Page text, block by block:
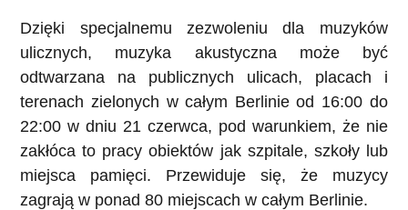
Dzięki specjalnemu zezwoleniu dla muzyków
ulicznych, muzyka akustyczna może być
odtwarzana na publicznych ulicach, placach i
terenach zielonych w całym Berlinie od 16:00 do
22:00 w dniu 21 czerwca, pod warunkiem, że nie
zakłóca to pracy obiektów jak szpitale, szkoły lub
miejsca pamięci. Przewiduje się, że muzycy
zagrają w ponad 80 miejscach w całym Berlinie.